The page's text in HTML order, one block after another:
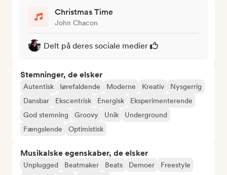
Christmas Time
John Chacon
Delt på deres sociale medier
Stemninger, de elsker
Autentisk Iørefaldende Moderne Kreativ
Nysgerrig
Dansbar
Ekscentrisk Energisk
Eksperimenterende
God stemning
Groovy Unik
Underground
Fængslende
Optimistisk
Musikalske egenskaber, de elsker
Unplugged Beatmaker Beats Demoer
Freestyle